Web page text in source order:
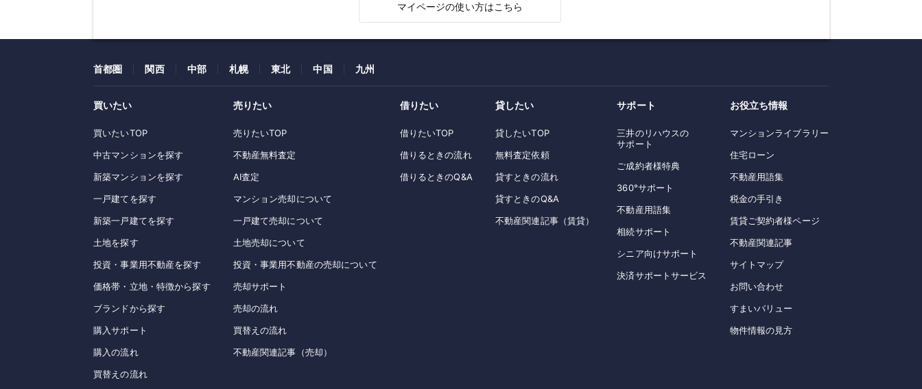
マイページの使い方はこちら
首都圏 関西 中部 札幌 東北 中国 九州
買いたい
買いたいTOP
中古マンションを探す
新築マンションを探す
一戸建てを探す
新築一戸建てを探す
土地を探す
投資・事業用不動産を探す
価格帯・立地・特徴から探す
ブランドから探す
購入サポート
購入の流れ
買替えの流れ
売りたい
売りたいTOP
不動産無料査定
AI査定
マンション売却について
一戸建て売却について
土地売却について
投資・事業用不動産の売却について
売却サポート
売却の流れ
買替えの流れ
不動産関連記事（売却）
借りたい
借りたいTOP
借りるときの流れ
借りるときのQ&A
貸したい
貸したいTOP
無料査定依頼
貸すときの流れ
貸すときのQ&A
不動産関連記事（賃貸）
サポート
三井のリハウスの
サポート
ご成約者様特典
360°サポート
不動産用語集
相続サポート
シニア向けサポート
決済サポートサービス
お役立ち情報
マンションライブラリー
住宅ローン
不動産用語集
税金の手引き
賃貸ご契約者様ページ
不動産関連記事
サイトマップ
お問い合わせ
すまいバリュー
物件情報の見方